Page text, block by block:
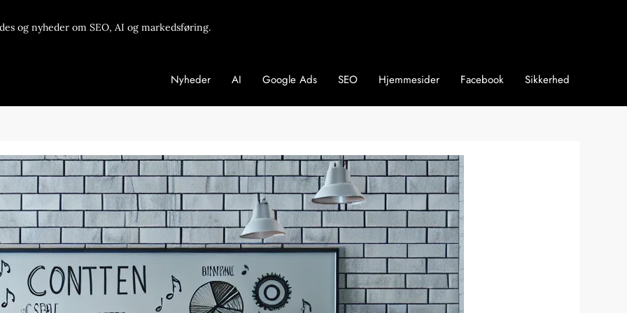
og nyheder om SEO, AI og markedsføring.
Nyheder AI Google Ads SEO Hjemmesider Facebook Sikkerhed